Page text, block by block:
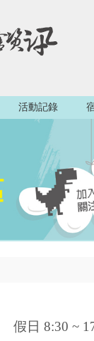
活動記錄
假日 8:30 ~